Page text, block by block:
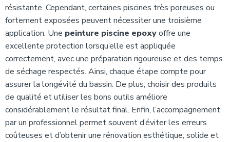
résistante. Cependant, certaines piscines très poreuses ou
fortement exposées peuvent nécessiter une troisième
application. Une peinture piscine epoxyoffre une
excellente protection lorsqu’elle est appliquée
correctement, avec une préparation rigoureuse et des temps
de séchage respectés. Ainsi, chaque étape compte pour
assurer la longévité du bassin. De plus, choisir des produits
de qualité et utiliser les bons outils améliore
considérablement le résultat final. Enfin, l’accompagnement
par un professionnel permet souvent d’éviter les erreurs
coûteuses et d’obtenir une rénovation esthétique, solide et